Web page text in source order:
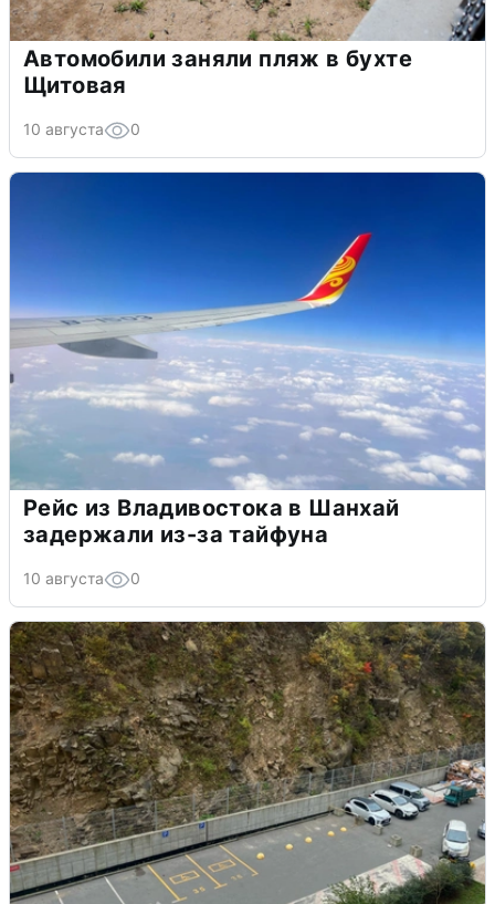
Автомобили заняли пляж в бухте
Щитовая
10 августа 0
Рейс из Владивостока в Шанхай
задержали из-за тайфуна
10 августа 0